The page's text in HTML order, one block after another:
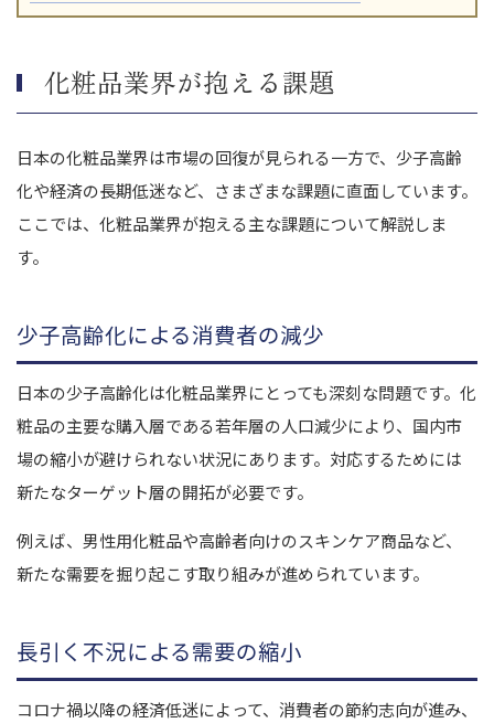
化粧品業界が抱える課題
日本の化粧品業界は市場の回復が見られる一方で、少子高齢
化や経済の長期低迷など、さまざまな課題に直面しています。
ここでは、化粧品業界が抱える主な課題について解説しま
す。
少子高齢化による消費者の減少
日本の少子高齢化は化粧品業界にとっても深刻な問題です。化
粧品の主要な購入層である若年層の人口減少により、国内市
場の縮小が避けられない状況にあります。対応するためには
新たなターゲット層の開拓が必要です。
例えば、男性用化粧品や高齢者向けのスキンケア商品など、
新たな需要を掘り起こす取り組みが進められています。
長引く不況による需要の縮小
コロナ禍以降の経済低迷によって、消費者の節約志向が進み、